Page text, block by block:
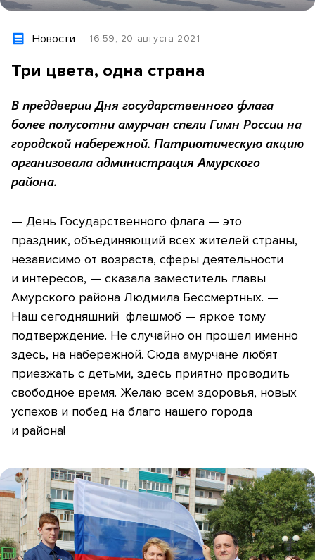
Новости 16:59, 20 августа 2021
Три цвета, одна страна
В преддверии Дня государственного флага
более полусотни амурчан спели Гимн России на
городской набережной. Патриотическую акцию
организовала администрация Амурского
района.
— День Государственного флага — это
праздник, объединяющий всех жителей страны,
независимо от возраста, сферы деятельности
и интересов, — сказала заместитель главы
Амурского района Людмила Бессмертных. —
Наш сегодняшний флешмоб — яркое тому
подтверждение. Не случайно он прошел именно
здесь, на набережной. Сюда амурчане любят
приезжать с детьми, здесь приятно проводить
свободное время. Желаю всем здоровья, новых
успехов и побед на благо нашего города
и района!